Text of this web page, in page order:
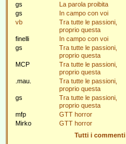
gs
La parola proibita
gs
In campo con voi
vb
Tra tutte le passioni,
proprio questa
finelli
In campo con voi
gs
Tra tutte le passioni,
proprio questa
MCP
Tra tutte le passioni,
proprio questa
.mau.
Tra tutte le passioni,
proprio questa
gs
Tra tutte le passioni,
proprio questa
mfp
GTT horror
Mirko
GTT horror
Tutti i commenti